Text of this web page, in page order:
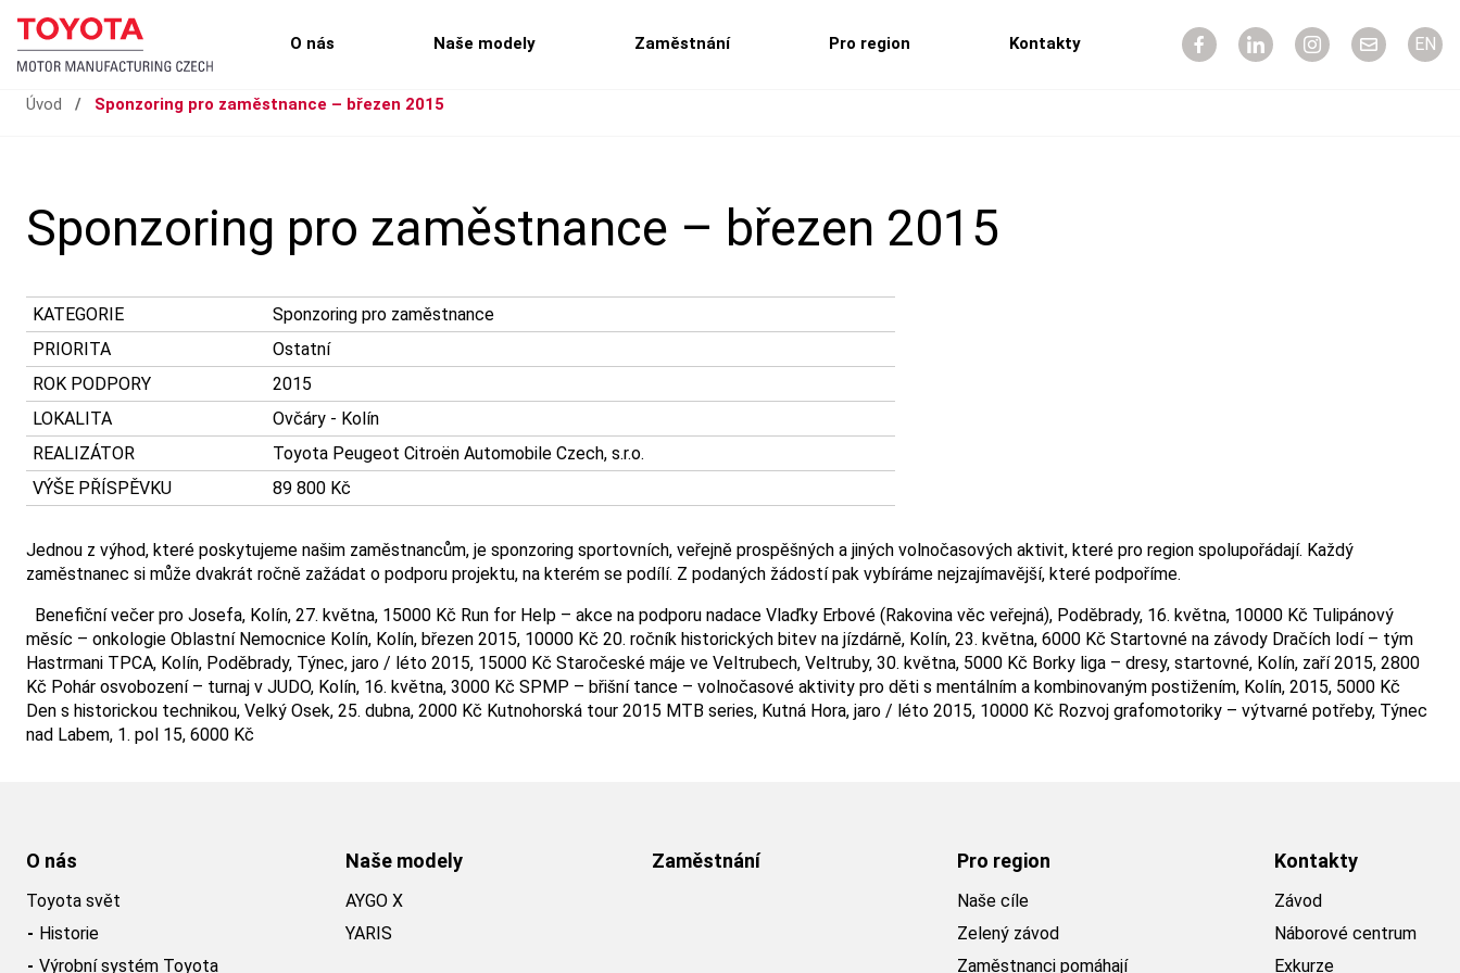
O nás Naše modely Zaměstnání Pro region Kontakty EN
Úvod / Sponzoring pro zaměstnance – březen 2015
Sponzoring pro zaměstnance – březen 2015
KATEGORIE
Sponzoring pro zaměstnance
PRIORITA
Ostatní
ROK PODPORY
2015
LOKALITA
Ovčáry - Kolín
REALIZÁTOR
Toyota Peugeot Citroën Automobile Czech, s.r.o.
VÝŠE PŘÍSPĚVKU
89 800 Kč
Jednou z výhod, které poskytujeme našim zaměstnancům, je sponzoring sportovních, veřejně prospěšných a jiných volnočasových aktivit, které pro region spolupořádají. Každý
zaměstnanec si může dvakrát ročně zažádat o podporu projektu, na kterém se podílí. Z podaných žádostí pak vybíráme nejzajímavější, které podpoříme.
Benefiční večer pro Josefa, Kolín, 27. května, 15000 Kč Run for Help – akce na podporu nadace Vlaďky Erbové (Rakovina věc veřejná), Poděbrady, 16. května, 10000 Kč Tulipánový
měsíc – onkologie Oblastní Nemocnice Kolín, Kolín, březen 2015, 10000 Kč 20. ročník historických bitev na jízdárně, Kolín, 23. května, 6000 Kč Startovné na závody Dračích lodí – tým
Hastrmani TPCA, Kolín, Poděbrady, Týnec, jaro / léto 2015, 15000 Kč Staročeské máje ve Veltrubech, Veltruby, 30. května, 5000 Kč Borky liga – dresy, startovné, Kolín, zaří 2015, 2800
Kč Pohár osvobození – turnaj v JUDO, Kolín, 16. května, 3000 Kč SPMP – břišní tance – volnočasové aktivity pro děti s mentálním a kombinovaným postižením, Kolín, 2015, 5000 Kč
Den s historickou technikou, Velký Osek, 25. dubna, 2000 Kč Kutnohorská tour 2015 MTB series, Kutná Hora, jaro / léto 2015, 10000 Kč Rozvoj grafomotoriky – výtvarné potřeby, Týnec
nad Labem, 1. pol 15, 6000 Kč
O nás
Toyota svět
Historie
Výrobní systém Toyota
Naše modely
AYGO X
YARIS
Zaměstnání Pro region
Naše cíle
Zelený závod
Zaměstnanci pomáhají
Kontakty
Závod
Náborové centrum
Exkurze